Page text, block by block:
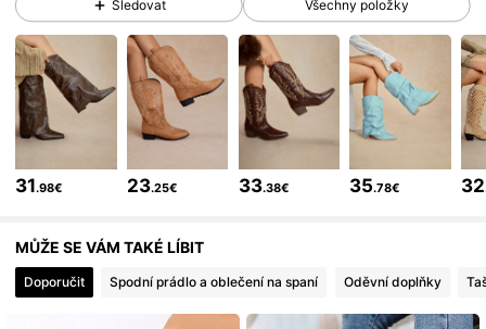
4.81 91K Sledující
4.81 91K Sledující
4.81 91K Sledující
4.81 91K Sledující
91K Sledující
Sledovat Všechny položky
31.98€ 23.25€ 33.38€ 35.78€ 32
MŮŽE SE VÁM TAKÉ LÍBIT
Doporučit Spodní prádlo a oblečení na spaní Oděvní doplňky